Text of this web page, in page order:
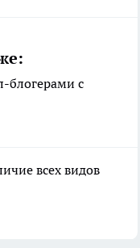
блогерами с
всех видов